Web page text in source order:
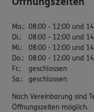
Mo.: 08:00 - 12:00 und
Di.:
08:00 - 12:00 und
Mi.:
08:00 - 12:00 und
Do.: 08:00 - 12:00 und
Fr.:
geschlossen
Sa.: geschlossen
Nach Vereinbarung sind
Öffnungszeiten möglich.